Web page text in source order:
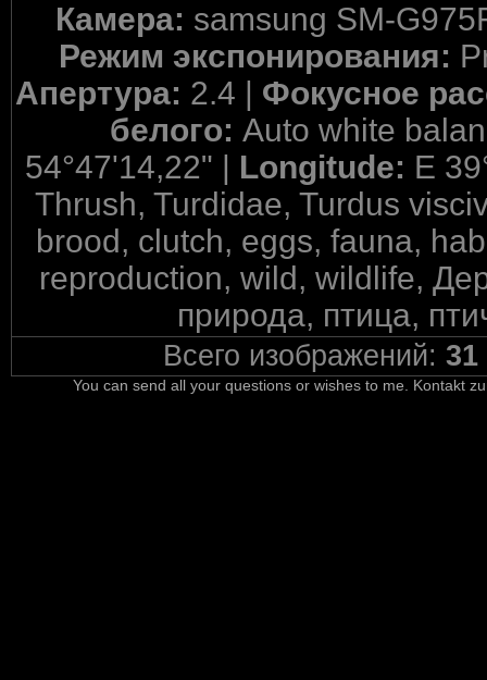
Камера: samsung SM-
Режим экспонирования:
Апертура: 2.4 | Фокусное
белого: Auto white
54°47'14,22" | Longitude: E
Thrush, Turdidae, Turdus
brood, clutch, eggs, fauna,
reproduction, wild, wildlife,
природа, птица,
Всего изображений: 31
You can send all your questions or wishes to me. Kontakt